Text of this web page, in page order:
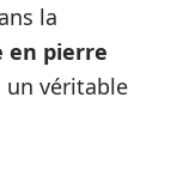
la
en pierre
véritable